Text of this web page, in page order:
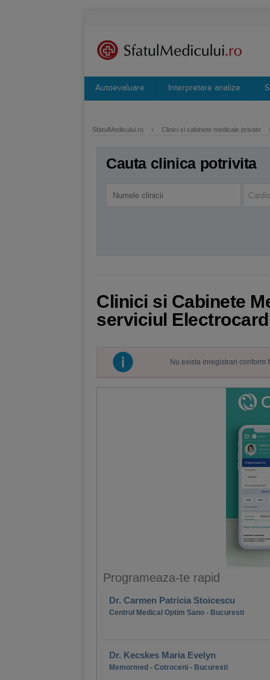
Autoevaluare Interpretare analize
SfatulMedicului.ro › Clinici si cabinete medicale private
Cauta clinica potrivita
Clinici si Cabinete
serviciul
Nu exista inregistrari
Programeaza-te rapid
Dr. Carmen Patricia Stoicescu
Centrul Medical Optim Sano - Bucuresti
Dr. Kecskes Maria Evelyn
Memormed - Cotroceni - Bucuresti